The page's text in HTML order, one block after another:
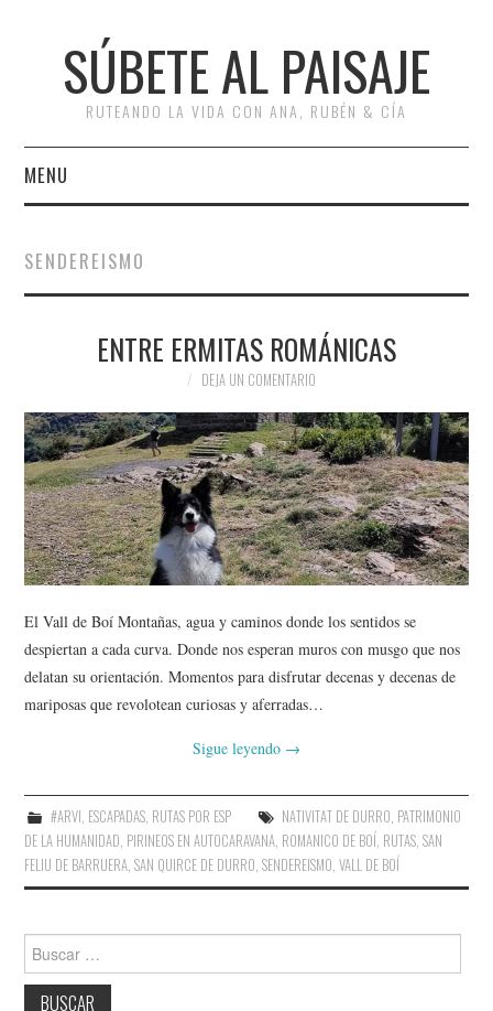
SÚBETE AL PAISAJE
RUTEANDO LA VIDA CON ANA, RUBÉN & CÍA
MENU
RUTAS
ESCAPADAS
#ARVI
AMIGOS
CONTACTO
SENDEREISMO
ENTRE ERMITAS ROMÁNICAS
DEJA UN COMENTARIO
El Vall de Boí Montañas, agua y caminos donde los sentidos se
despiertan a cada curva. Donde nos esperan muros con musgo que nos
delatan su orientación. Momentos para disfrutar decenas y decenas de
mariposas que revolotean curiosas y aferradas…
Sigue leyendo →
#ARVI, ESCAPADAS, RUTAS POR ESP NATIVITAT DE DURRO, PATRIMONIO
DE LA HUMANIDAD, PIRINEOS EN AUTOCARAVANA, ROMANICO DE BOÍ, RUTAS,SAN
FELIU DE BARRUERA,SAN QUIRCE DE DURRO,SENDEREISMO,VALL DE BOÍ
Buscar: